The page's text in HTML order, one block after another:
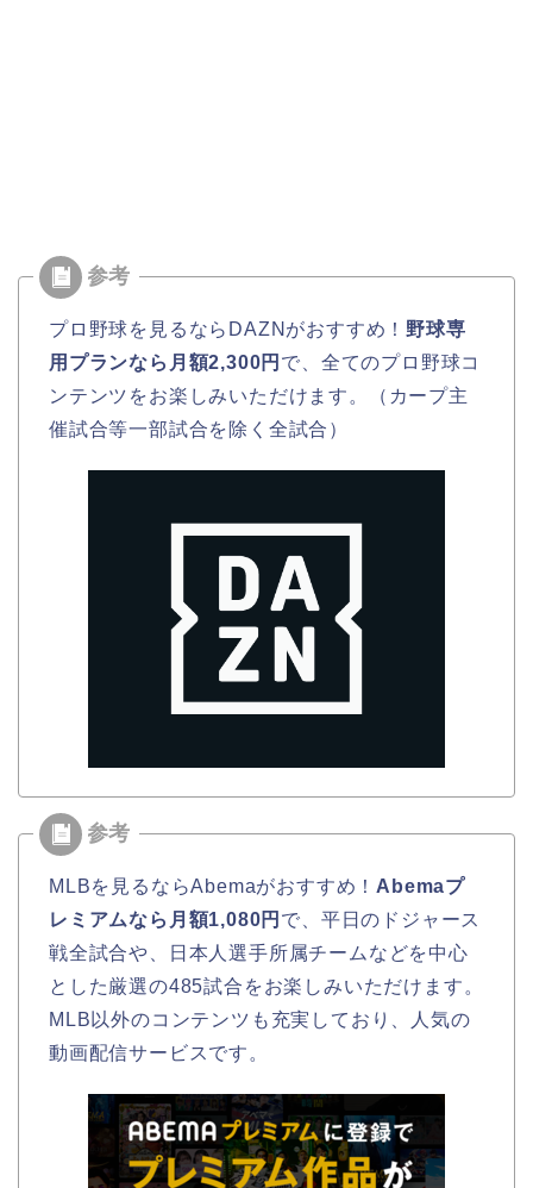
プロ野球を見るならDAZNがおすすめ！ 野球専
用プランなら月額2,300円 で、全てのプロ野球コ
ンテンツをお楽しみいただけます。（カープ主
催試合等一部試合を除く全試合）
MLBを見るならAbemaがおすすめ！ Abemaプ
レミアムなら月額1,080円 で、平日のドジャース
戦全試合や、日本人選手所属チームなどを中心
とした厳選の485試合をお楽しみいただけます。
MLB以外のコンテンツも充実しており、人気の
動画配信サービスです。